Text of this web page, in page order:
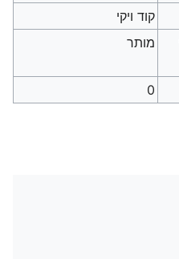
קוד ויקי
מותר
0